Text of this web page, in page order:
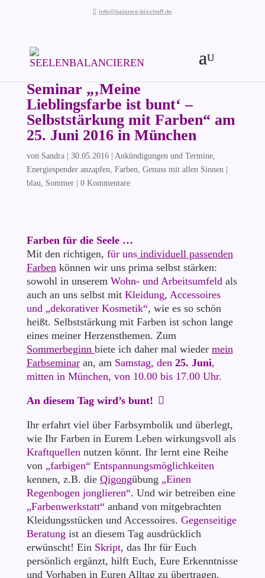
info@balance-bischoff.de
Seminar „‚Meine
Lieblingsfarbe ist bunt‘ –
Selbststärkung mit Farben“ am
25. Juni 2016 in München
von Sandra| 30.05.2016| Ankündigungen und Termine,
Energiespender anzapfen, Farben, Genuss mit allen Sinnen|
blau, Sommer| 0 Kommentare
Farben für die Seele …
Mit den richtigen, für unsindividuell passenden
Farbenkönnen wir uns prima selbst stärken:
sowohl in unserem Wohn- und Arbeitsumfeldals
auch an uns selbst mit Kleidung, Accessoires
und „dekorativer Kosmetik“, wie es so schön
heißt. Selbststärkung mit Farben ist schon lange
eines meiner Herzensthemen. Zum
Sommerbeginn biete ich daher mal wieder mein
Farbseminaran, am Samstag, den25. Juni,
mitten in München, von 10.00 bis 17.00 Uhr.
An diesem Tag wird’s bunt!
Ihr erfahrt viel über Farbsymbolik und überlegt,
wie Ihr Farben in Eurem Leben wirkungsvoll als
Kraftquellennutzen könnt. Ihr lernt eine Reihe
von „farbigen“ Entspannungsmöglichkeiten
kennen, z.B. die Qigongübung „Einen
Regenbogen jonglieren“. Und wir betreiben eine
„Farbenwerkstatt“anhand von mitgebrachten
Kleidungsstücken und Accessoires. Gegenseitige
Beratung ist an diesem Tag ausdrücklich
erwünscht! Ein Skript, das Ihr für Euch
persönlich ergänzt, hilft Euch, Eure Erkenntnisse
und Vorhaben in Euren Alltag zu übertragen.